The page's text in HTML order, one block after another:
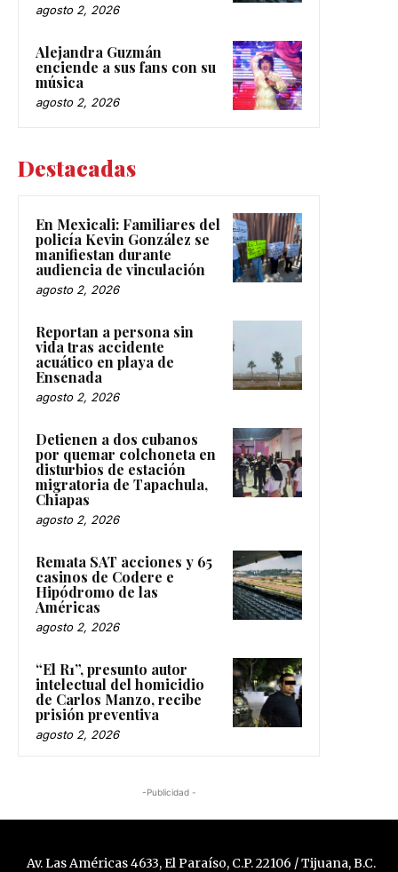
agosto 2, 2026
Alejandra Guzmán
enciende a sus fans con su
música
agosto 2, 2026
Destacadas
En Mexicali: Familiares del
policía Kevin González se
manifiestan durante
audiencia de vinculación
agosto 2, 2026
Reportan a persona sin
vida tras accidente
acuático en playa de
Ensenada
agosto 2, 2026
Detienen a dos cubanos
por quemar colchoneta en
disturbios de estación
migratoria de Tapachula,
Chiapas
agosto 2, 2026
Remata SAT acciones y 65
casinos de Codere e
Hipódromo de las
Américas
agosto 2, 2026
“El R1”, presunto autor
intelectual del homicidio
de Carlos Manzo, recibe
prisión preventiva
agosto 2, 2026
-Publicidad -
Av. Las Américas 4633, El Paraíso, C.P. 22106 / Tijuana, B.C.